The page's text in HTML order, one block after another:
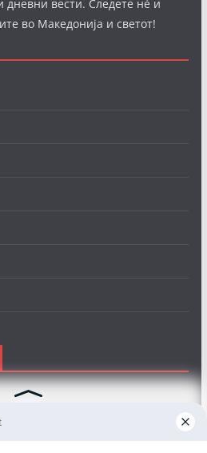
дневни вести. Следете нè и
во Македонија и светот!